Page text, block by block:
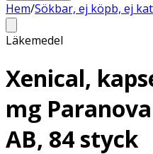
Hem/Sökbar, ej köpb, ej kat
Läkemedel
Xenical,
mg
AB, 84 styck